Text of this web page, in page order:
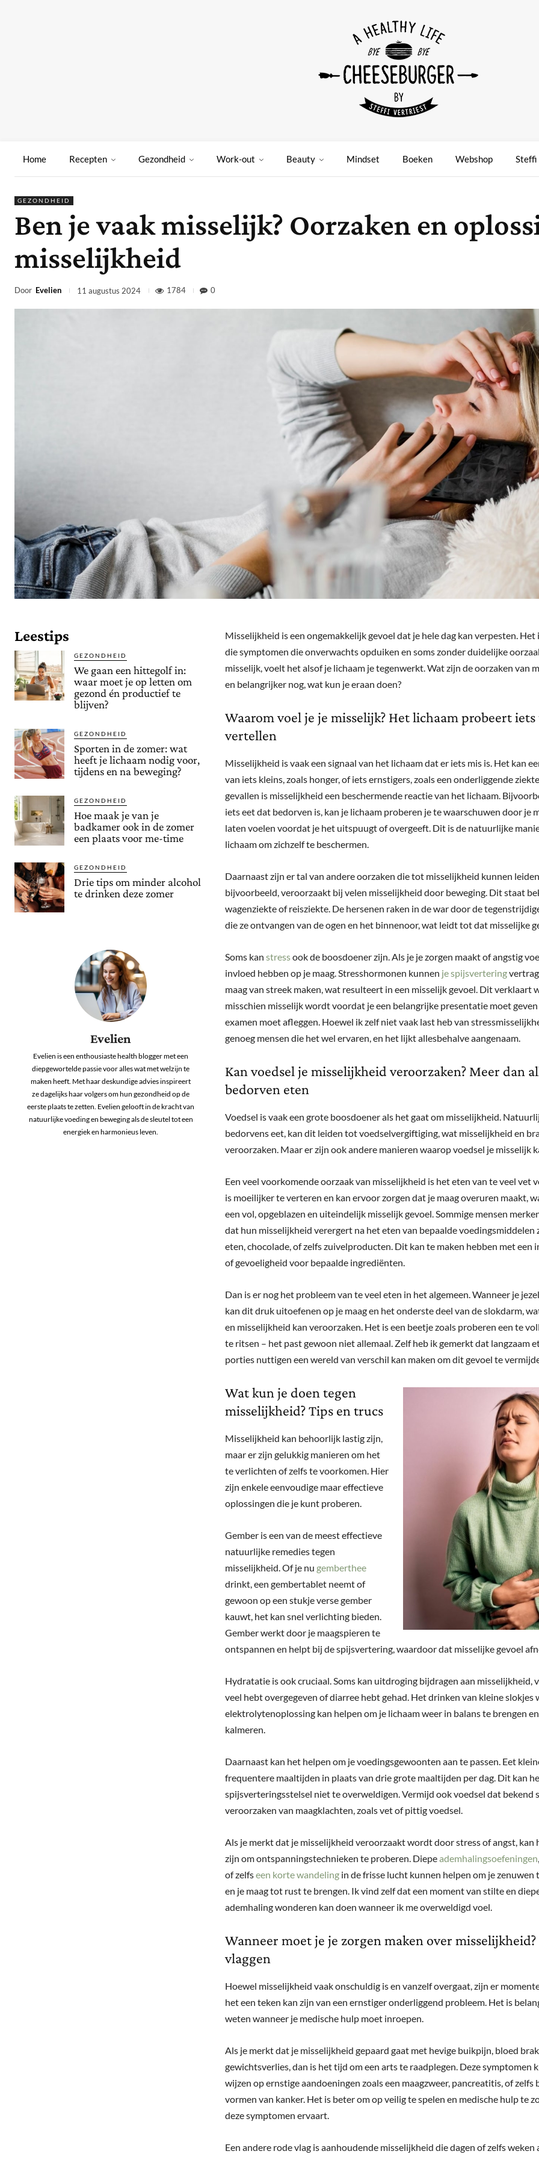
Home Recepten Gezondheid Work-out Beauty Mindset Boeken Webshop
GEZONDHEID
Ben je vaak misselijk? Oorzaken en
misselijkheid
Door Evelien 11 augustus 2024 1784 0
Leestips
GEZONDHEID
We gaan een hittegolf in:
waar moet je op letten om
gezond én productief te
blijven?
GEZONDHEID
Sporten in de zomer: wat
heeft je lichaam nodig voor,
tijdens en na beweging?
GEZONDHEID
Hoe maak je van je
badkamer ook in de zomer
een plaats voor me-time
GEZONDHEID
Drie tips om minder alcohol
te drinken deze zomer
Evelien
Evelien is een enthousiaste health blogger met een
diepgewortelde passie voor alles wat met welzijn te
maken heeft. Met haar deskundige advies inspireert
ze dagelijks haar volgers om hun gezondheid op de
eerste plaats te zetten. Evelien gelooft in de kracht van
natuurlijke voeding en beweging als de sleutel tot een
energiek en harmonieus leven.
Misselijkheid is een ongemakkelijk gevoel dat je hele dag kan verpesten. Het
die symptomen die onverwachts opduiken en soms zonder duidelijke
misselijk, voelt het alsof je lichaam je tegenwerkt. Wat zijn de oorzaken van
en belangrijker nog, wat kun je eraan doen?
Waarom voel je je misselijk? Het lichaam probeert iets
vertellen
Misselijkheid is vaak een signaal van het lichaam dat er iets mis is. Het kan
van iets kleins, zoals honger, of iets ernstigers, zoals een onderliggende
gevallen is misselijkheid een beschermende reactie van het lichaam.
iets eet dat bedorven is, kan je lichaam proberen je te waarschuwen door je
laten voelen voordat je het uitspuugt of overgeeft. Dit is de natuurlijke
lichaam om zichzelf te beschermen.
Daarnaast zijn er tal van andere oorzaken die tot misselijkheid kunnen
bijvoorbeeld, veroorzaakt bij velen misselijkheid door beweging. Dit staat
wagenziekte of reisziekte. De hersenen raken in de war door de
die ze ontvangen van de ogen en het binnenoor, wat leidt tot dat misselijke
Soms kan stressook de boosdoener zijn. Als je je zorgen maakt of angstig
invloed hebben op je maag. Stresshormonen kunnen je spijsvertering
maag van streek maken, wat resulteert in een misselijk gevoel. Dit verklaart
misschien misselijk wordt voordat je een belangrijke presentatie moet
examen moet afleggen. Hoewel ik zelf niet vaak last heb van
genoeg mensen die het wel ervaren, en het lijkt allesbehalve aangenaam.
Kan voedsel je misselijkheid veroorzaken? Meer dan
bedorven eten
Voedsel is vaak een grote boosdoener als het gaat om misselijkheid.
bedorvens eet, kan dit leiden tot voedselvergiftiging, wat misselijkheid en
veroorzaken. Maar er zijn ook andere manieren waarop voedsel je misselijk
Een veel voorkomende oorzaak van misselijkheid is het eten van te veel vet
is moeilijker te verteren en kan ervoor zorgen dat je maag overuren maakt,
een vol, opgeblazen en uiteindelijk misselijk gevoel. Sommige mensen
dat hun misselijkheid verergert na het eten van bepaalde voedingsmiddelen
eten, chocolade, of zelfs zuivelproducten. Dit kan te maken hebben met een
of gevoeligheid voor bepaalde ingrediënten.
Dan is er nog het probleem van te veel eten in het algemeen. Wanneer je
kan dit druk uitoefenen op je maag en het onderste deel van de slokdarm,
en misselijkheid kan veroorzaken. Het is een beetje zoals proberen een te
te ritsen – het past gewoon niet allemaal. Zelf heb ik gemerkt dat langzaam
porties nuttigen een wereld van verschil kan maken om dit gevoel te
Wat kun je doen tegen
misselijkheid? Tips en trucs
Misselijkheid kan behoorlijk lastig zijn,
maar er zijn gelukkig manieren om het
te verlichten of zelfs te voorkomen. Hier
zijn enkele eenvoudige maar effectieve
oplossingen die je kunt proberen.
Gember is een van de meest effectieve
natuurlijke remedies tegen
misselijkheid. Of je nu gemberthee
drinkt, een gembertablet neemt of
gewoon op een stukje verse gember
kauwt, het kan snel verlichting bieden.
Gember werkt door je maagspieren te
ontspannen en helpt bij de spijsvertering, waardoor dat misselijke gevoel
Hydratatie is ook cruciaal. Soms kan uitdroging bijdragen aan misselijkheid,
veel hebt overgegeven of diarree hebt gehad. Het drinken van kleine slokjes
elektrolytenoplossing kan helpen om je lichaam weer in balans te brengen
kalmeren.
Daarnaast kan het helpen om je voedingsgewoonten aan te passen. Eet
frequentere maaltijden in plaats van drie grote maaltijden per dag. Dit kan
spijsverteringsstelsel niet te overweldigen. Vermijd ook voedsel dat bekend
veroorzaken van maagklachten, zoals vet of pittig voedsel.
Als je merkt dat je misselijkheid veroorzaakt wordt door stress of angst, kan
zijn om ontspanningstechnieken te proberen. Diepeademhalingsoefeningen
of zelfseen korte wandeling in de frisse lucht kunnen helpen om je zenuwen
en je maag tot rust te brengen. Ik vind zelf dat een moment van stilte en
ademhaling wonderen kan doen wanneer ik me overweldigd voel.
Wanneer moet je je zorgen maken over
vlaggen
Hoewel misselijkheid vaak onschuldig is en vanzelf overgaat, zijn er
het een teken kan zijn van een ernstiger onderliggend probleem. Het is
weten wanneer je medische hulp moet inroepen.
Als je merkt dat je misselijkheid gepaard gaat met hevige buikpijn, bloed
gewichtsverlies, dan is het tijd om een arts te raadplegen. Deze symptomen
wijzen op ernstige aandoeningen zoals een maagzweer, pancreatitis, of zelfs
vormen van kanker. Het is beter om op veilig te spelen en medische hulp te
deze symptomen ervaart.
Een andere rode vlag is aanhoudende misselijkheid die dagen of zelfs